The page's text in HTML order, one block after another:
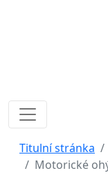
Titulní stránka
Motorické